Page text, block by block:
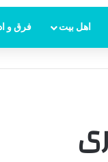
اهل بیت فرق و